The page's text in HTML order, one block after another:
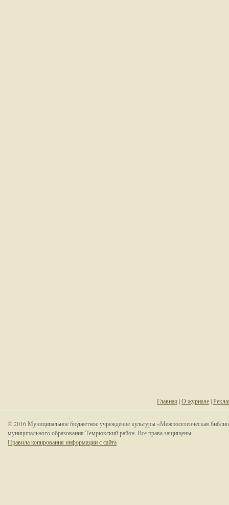
Главная |О журнале|
© 2016 Муниципальное бюджетное учреждение культуры «Межпоселенческая
муниципального образования Темрюкский район. Все права защищены.
Правила копирования информации с сайта